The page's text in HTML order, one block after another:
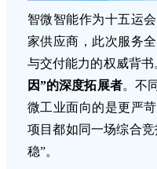
智微智能作为十五运
家供应商， 此次服务
与交付能力的权威背书
因”的深度拓展者。不
微工业面向的是更严
项目都如同一场综合
稳”。